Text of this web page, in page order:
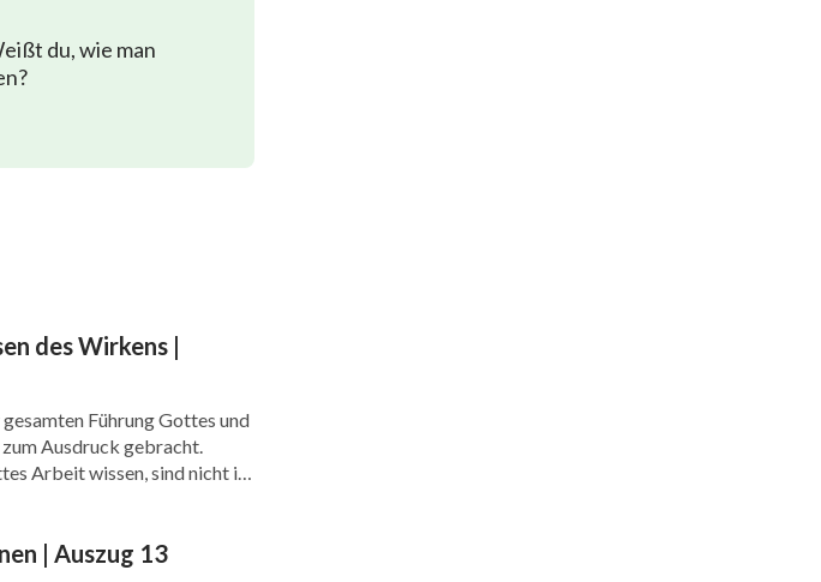
du, wie man
des Wirkens |
Führung Gottes und
Ausdruck gebracht.
Arbeit wissen, sind nicht in
| Auszug 13